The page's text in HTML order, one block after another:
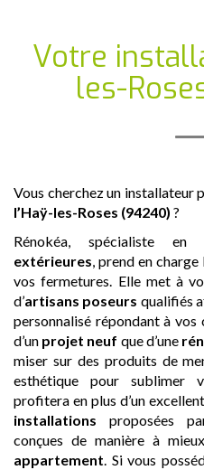
Votre
les-
Vous cherchez un installateur
l’Haÿ-les-Roses (94240) ?
Rénokéa, spécialiste en
extérieures, prend en
vos fermetures. Elle met à
d’artisans poseurs qualifiés
personnalisé répondant à vos
d’un projet neuf que d’une
miser sur des produits de
esthétique pour sublimer
profitera en plus d’un
installations proposées
conçues de manière à
appartement. Si vous